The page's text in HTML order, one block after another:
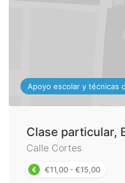
Apoyo escolar y técnicas
Clase particular,
Calle Cortes
€11,00 - €15,00